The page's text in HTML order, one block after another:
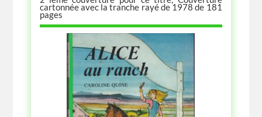
cartonnée avec la tranche rayé de 1978 de 181
pages